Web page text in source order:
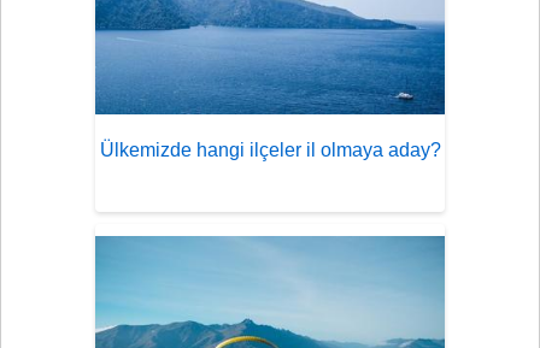
Ülkemizde hangi ilçeler il olmaya aday?